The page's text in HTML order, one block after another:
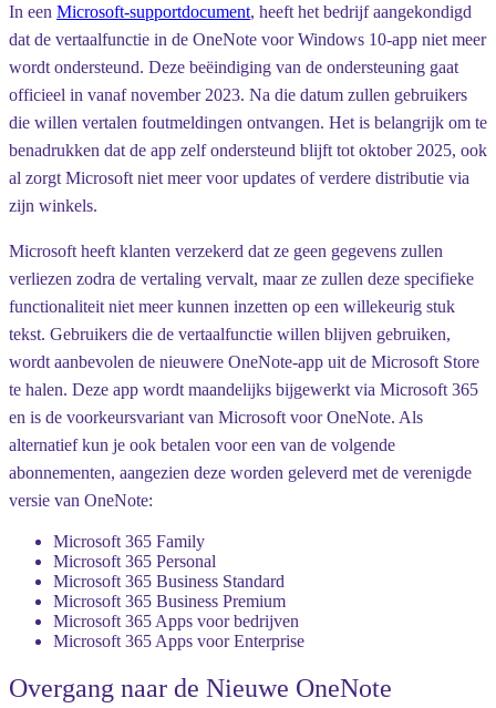
In een Microsoft-supportdocument, heeft het bedrijf aangekondigd
dat de vertaalfunctie in de OneNote voor Windows 10-app niet meer
wordt ondersteund. Deze beëindiging van de ondersteuning gaat
officieel in vanaf november 2023. Na die datum zullen gebruikers
die willen vertalen foutmeldingen ontvangen. Het is belangrijk om te
benadrukken dat de app zelf ondersteund blijft tot oktober 2025, ook
al zorgt Microsoft niet meer voor updates of verdere distributie via
zijn winkels.
Microsoft heeft klanten verzekerd dat ze geen gegevens zullen
verliezen zodra de vertaling vervalt, maar ze zullen deze specifieke
functionaliteit niet meer kunnen inzetten op een willekeurig stuk
tekst. Gebruikers die de vertaalfunctie willen blijven gebruiken,
wordt aanbevolen de nieuwere OneNote-app uit de Microsoft Store
te halen. Deze app wordt maandelijks bijgewerkt via Microsoft 365
en is de voorkeursvariant van Microsoft voor OneNote. Als
alternatief kun je ook betalen voor een van de volgende
abonnementen, aangezien deze worden geleverd met de verenigde
versie van OneNote:
Microsoft 365 Family
Microsoft 365 Personal
Microsoft 365 Business Standard
Microsoft 365 Business Premium
Microsoft 365 Apps voor bedrijven
Microsoft 365 Apps voor Enterprise
Overgang naar de Nieuwe OneNote